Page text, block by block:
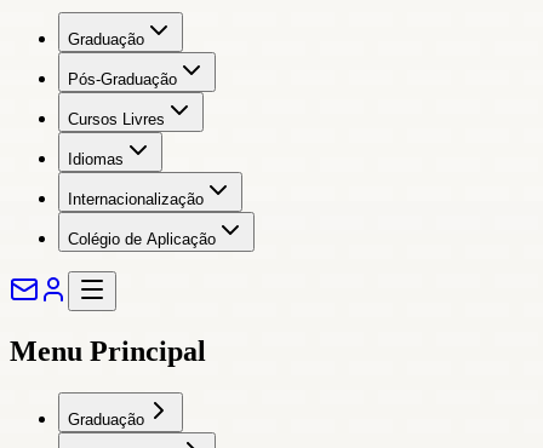
Graduação
Pós-Graduação
Cursos Livres
Idiomas
Internacionalização
Colégio de Aplicação
Menu Principal
Graduação